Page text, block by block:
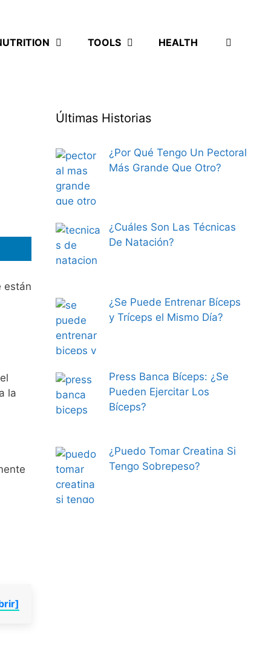
TOOLS HEALTH
están
la
Últimas Historias
¿Por Qué Tengo Un Pectoral
Más Grande Que Otro?
¿Cuáles Son Las Técnicas
De Natación?
¿Se Puede Entrenar Bíceps
y Tríceps el Mismo Día?
Press Banca Bíceps: ¿Se
Pueden Ejercitar Los
Bíceps?
¿Puedo Tomar Creatina Si
Tengo Sobrepeso?